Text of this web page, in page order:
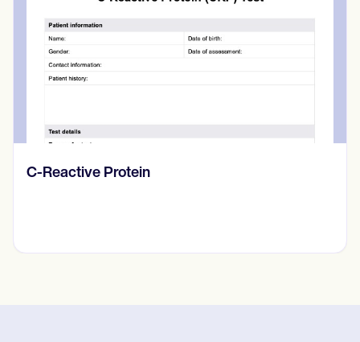
relevante. Por último, revise y edite sus
notas para garantizar su exactitud e
integridad y manténgalas confidenciales
y seguras.
Diario de pensamientos